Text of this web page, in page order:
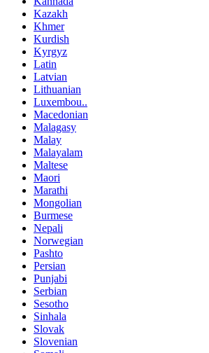
Kazakh
Khmer
Kurdish
Kyrgyz
Latin
Latvian
Lithuanian
Luxembou..
Macedonian
Malagasy
Malay
Malayalam
Maltese
Maori
Marathi
Mongolian
Burmese
Nepali
Norwegian
Pashto
Persian
Punjabi
Serbian
Sesotho
Sinhala
Slovak
Slovenian